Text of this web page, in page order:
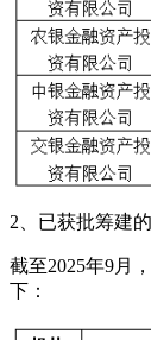
2、已获批筹建
截至2025年9月
下：